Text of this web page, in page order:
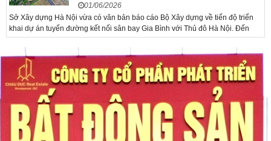
01/06/2026
Sở Xây dựng Hà Nội vừa có văn bản báo cáo Bộ Xây dựng về tiến độ triển
khai dự án tuyến đường kết nối sân bay Gia Bình với Thủ đô Hà Nội. Đến
nay, công tác giải phóng mặt bằng và chuẩn bị đầu tư của dự án đã ghi nhận
nhiều kết...